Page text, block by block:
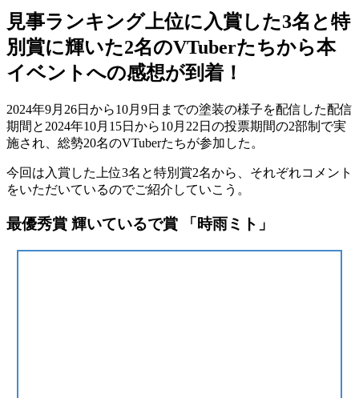
見事ランキング上位に入賞した3名と特
別賞に輝いた2名のVTuberたちから本
イベントへの感想が到着！
2024年9月26日から10月9日までの塗装の様子を配信した配信
期間と2024年10月15日から10月22日の投票期間の2部制で実
施され、 総勢20名のVTuberたちが参加した。
今回は入賞した上位3名と特別賞2名から、それぞれコメント
をいただいているのでご紹介していこう。
最優秀賞 輝いているで賞 「時雨ミト」